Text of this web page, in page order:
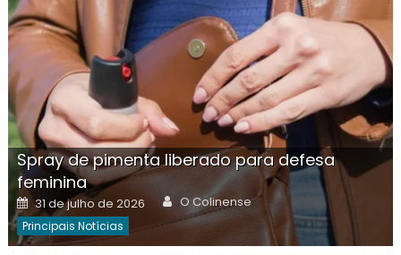
Spray de pimenta liberado para defesa
feminina
Posted
on
31 de julho de 2026 Author
O Colinense
Principais Notícias